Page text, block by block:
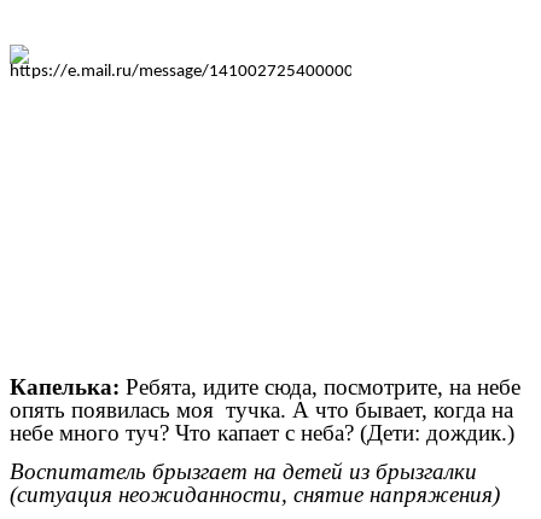
Капелька: Ребята, идите сюда, посмотрите, на небе
опять появилась моя тучка. А что бывает, когда на
небе много туч? Что капает с неба? (Дети: дождик.)
Воспитатель брызгает на детей из брызгалки
(ситуация неожиданности, снятие напряжения)